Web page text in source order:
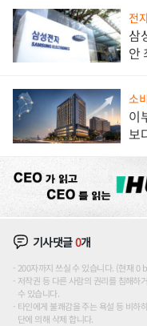
전
삼
안
소
이
보
기사댓글0개
200자까지 쓰실 수 있습니다. (현재 0
저작권 등 다른 사람의 권리를 침해하
수 있습니다.
타인에게 불쾌감을 주는 욕설 등 비하
단에 의해 삭제 합니다.